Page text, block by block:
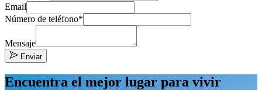
Email
Número de teléfono*
Mensaje
Enviar
Encuentra el mejor lugar para vivir